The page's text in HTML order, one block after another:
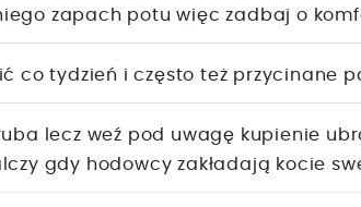
zapach potu więc zadbaj o
co tydzień i często też przycinane
lecz weź pod uwagę kupienie
gdy hodowcy zakładają kocie